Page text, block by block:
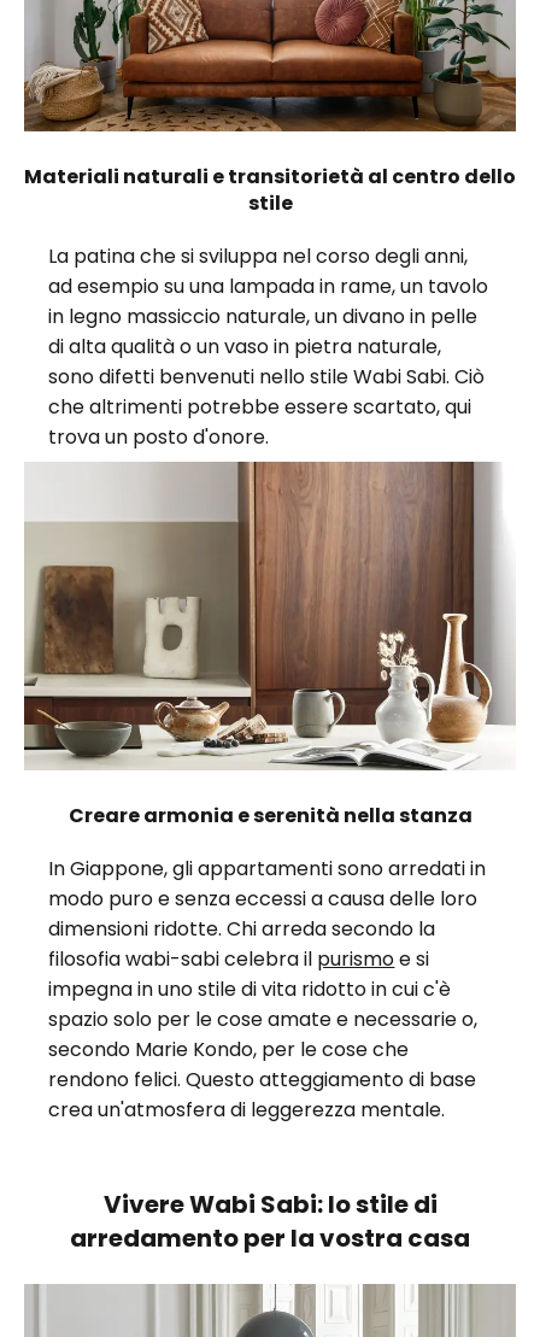
Materiali naturali e transitorietà al centro dello
stile
La patina che si sviluppa nel corso degli anni,
ad esempio su una lampada in rame, un tavolo
in legno massiccio naturale, un divano in pelle
di alta qualità o un vaso in pietra naturale,
sono difetti benvenuti nello stile Wabi Sabi. Ciò
che altrimenti potrebbe essere scartato, qui
trova un posto d'onore.
Creare armonia e serenità nella stanza
In Giappone, gli appartamenti sono arredati in
modo puro e senza eccessi a causa delle loro
dimensioni ridotte. Chi arreda secondo la
filosofia wabi-sabi celebra il purismoe si
impegna in uno stile di vita ridotto in cui c'è
spazio solo per le cose amate e necessarie o,
secondo Marie Kondo, per le cose che
rendono felici. Questo atteggiamento di base
crea un'atmosfera di leggerezza mentale.
Vivere Wabi Sabi: lo stile di
arredamento per la vostra casa